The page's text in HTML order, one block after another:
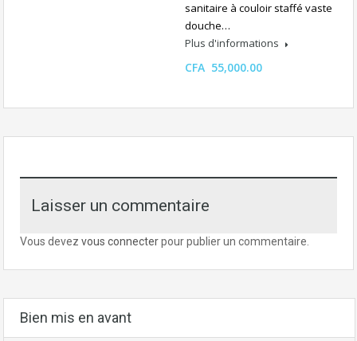
sanitaire à couloir staffé vaste
douche…
Plus d'informations
CFA 55,000.00
Laisser un commentaire
Vous devez vous connecterpour publier un commentaire.
Bien mis en avant